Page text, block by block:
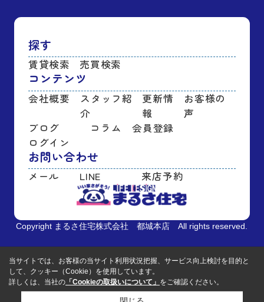
探す
賃貸検索 売買検索
コンテンツ
会社概要
スタッフ紹
介
更新情
報
お客様の
声
ブログ
コラム
会員登録
ログイン
お問い合わせ
メール LINE 来店予約
Copyright まるさ住宅株式会社 都城本店 All rights reserved.
当サイトでは、お客様の当サイト利用状況把握、サービス向上検討を目的と
して、クッキー（Cookie）を使用しています。
詳しくは、当社の 「Cookieの取扱いについて」 をご確認ください。